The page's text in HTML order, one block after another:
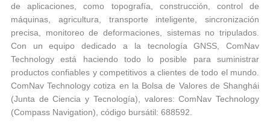
de aplicaciones, como topografía, construcción, control de
máquinas, agricultura, transporte inteligente, sincronización
precisa, monitoreo de deformaciones, sistemas no tripulados.
Con un equipo dedicado a la tecnología GNSS, ComNav
Technology está haciendo todo lo posible para suministrar
productos confiables y competitivos a clientes de todo el mundo.
ComNav Technology cotiza en la Bolsa de Valores de Shanghái
(Junta de Ciencia y Tecnología), valores: ComNav Technology
(Compass Navigation), código bursátil: 688592.